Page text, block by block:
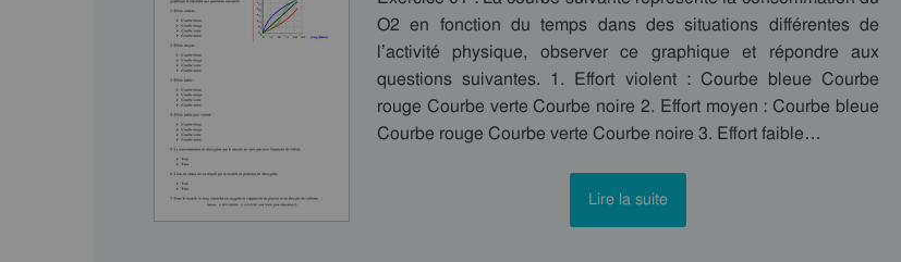
O2 en fonction du temps dans des situations différentes de
l’activité physique, observer ce graphique et répondre aux
questions suivantes. 1. Effort violent : Courbe bleue Courbe
rouge Courbe verte Courbe noire 2. Effort moyen : Courbe bleue
Courbe rouge Courbe verte Courbe noire 3. Effort faible…
Lire la suite